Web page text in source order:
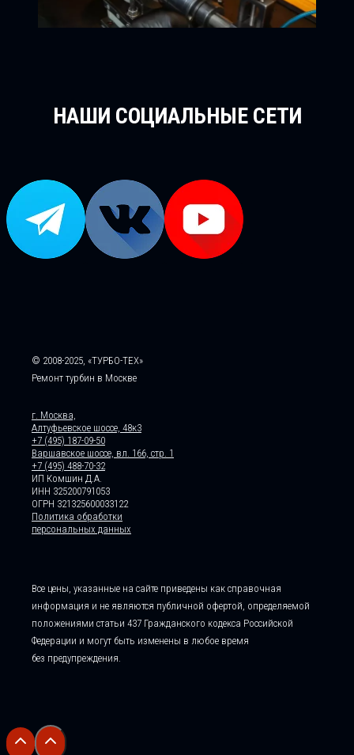
НАШИ СОЦИАЛЬНЫЕ СЕТИ
© 2008-2025, «ТУРБО-ТЕХ»
Ремонт турбин в Москве
г. Москва,
Алтуфьевское шоссе, 48к3
+7 (495) 187-09-50
Варшавское шоссе, вл. 166, стр. 1
+7 (495) 488-70-32
ИП Комшин Д.А.
ИНН 325200791053
ОГРН 321325600033122
Политика обработки
персональных данных
Все цены, указанные на сайте приведены как справочная
информация и не являются публичной офертой, определяемой
положениями статьи 437 Гражданского кодекса Российской
Федерации и могут быть изменены в любое время
без предупреждения.